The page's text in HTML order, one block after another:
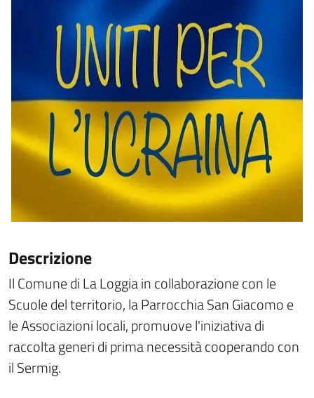
Descrizione
Il Comune di La Loggia in collaborazione con le
Scuole del territorio, la Parrocchia San Giacomo e
le Associazioni locali, promuove l'iniziativa di
raccolta generi di prima necessità cooperando con
il Sermig.